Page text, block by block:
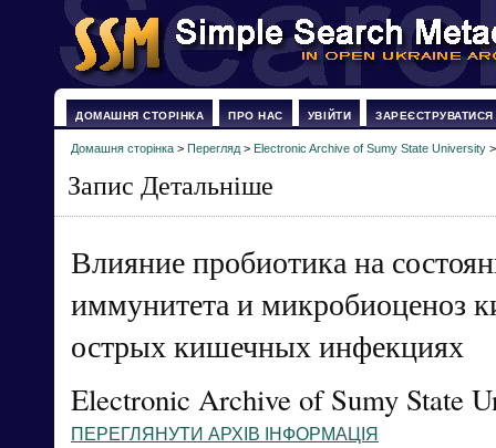
ДОМАШНЯ СТОРІНКА ПРО НАС УВІЙТИ ЗАРЕЄСТРУВАТИСЯ
Домашня сторінка > Перегляд > Electronic Archive of Sumy State University
Запис Детальніше
Влияние пробиотика на
иммунитета и микробиоценоз
острых кишечных инфекциях
Electronic Archive of Sumy State
ПЕРЕГЛЯНУТИ АРХІВ ІНФОРМАЦІЯ